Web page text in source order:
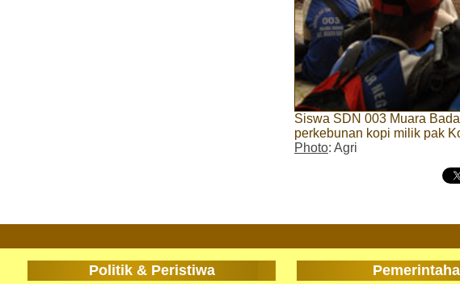
Siswa SDN 003 Muara
perkebunan kopi milik pak
Photo: Agri
Politik & Peristiwa